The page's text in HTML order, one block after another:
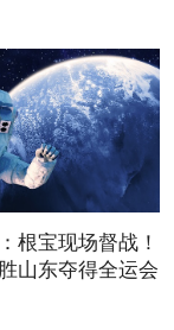
根宝现场督战！
山东夺得全运会